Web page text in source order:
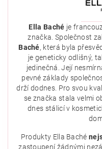
Vložením hodnocení
Ella Baché je
značka. Společnost
Baché, která byla
je geneticky odlišný,
jedinečná. Její
pevné základy
drží dodnes. Pro svou
se značka stala velmi
dnes stálicí v
Produkty Ella Baché
zastoupení žádnými